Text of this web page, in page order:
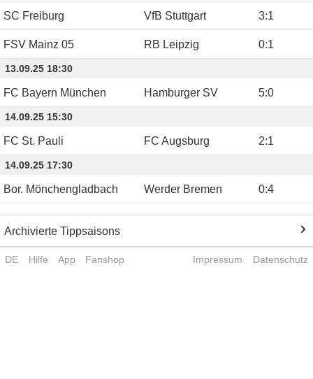
SC Freiburg VfB Stuttgart 3:1
FSV Mainz 05 RB Leipzig 0:1
13.09.25 18:30
FC Bayern München Hamburger SV 5:0
14.09.25 15:30
FC St. Pauli FC Augsburg 2:1
14.09.25 17:30
Bor. Mönchengladbach Werder Bremen 0:4
Archivierte Tippsaisons
DE Hilfe App Fanshop Impressum Datenschutz